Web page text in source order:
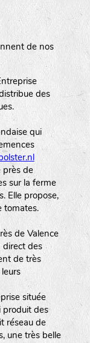
de nos
des
qui
près de
sur la ferme
Elle propose,
tomates.
de Valence
des
de très
située
produit des
réseau de
une très belle
de la